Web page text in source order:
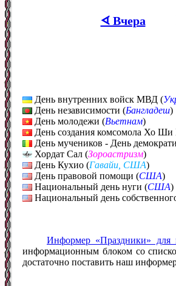
ᗏ Вчера
День внутренних войск МВД (
День независимости (Бангладеш)
День молодежи (Вьетнам)
День создания комсомола Хо
День мучеников - День
Хордат Сал (Зороастризм)
День Кухио (Гавайи, США)
День правовой помощи (США)
Национальный день нуги (США)
Национальный день
Информер «Праздники» для
информационным блоком со
достаточно поставить наш